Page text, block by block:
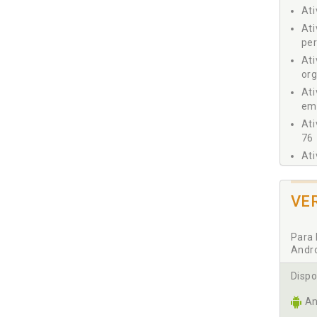
3 -
76
Para